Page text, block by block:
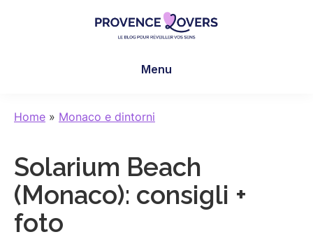
sensi
blog
Menu
Home » Monaco e dintorni
Solarium Beach
(Monaco): consigli +
foto